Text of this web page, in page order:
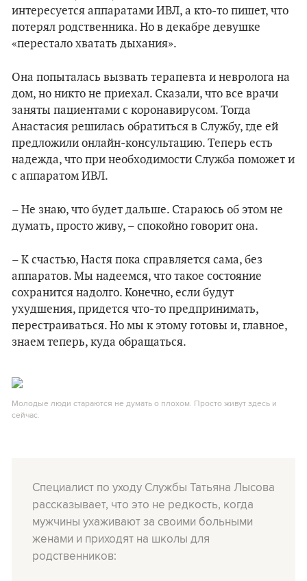
интересуется аппаратами ИВЛ, а кто-то пишет, что
потерял родственника. Но в декабре девушке
«перестало хватать дыхания».
Она попыталась вызвать терапевта и невролога на
дом, но никто не приехал. Сказали, что все врачи
заняты пациентами с коронавирусом. Тогда
Анастасия решилась обратиться в Службу, где ей
предложили онлайн-консультацию. Теперь есть
надежда, что при необходимости Служба поможет и
с аппаратом ИВЛ.
– Не знаю, что будет дальше. Стараюсь об этом не
думать, просто живу, – спокойно говорит она.
– К счастью, Настя пока справляется сама, без
аппаратов. Мы надеемся, что такое состояние
сохранится надолго. Конечно, если будут
ухудшения, придется что-то предпринимать,
перестраиваться. Но мы к этому готовы и, главное,
знаем теперь, куда обращаться.
Молодые люди стараются не думать о плохом. Просто живут здесь и
сейчас.
Специалист по уходу Службы Татьяна Лысова
рассказывает, что это не редкость, когда
мужчины ухаживают за своими больными
женами и приходят на школы для
родственников: